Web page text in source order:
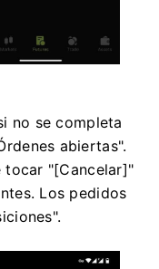
no se completa
abiertas".
tocar "[Cancelar]"
Los pedidos